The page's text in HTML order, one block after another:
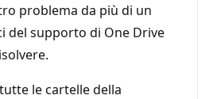
problema da più di un
del supporto di One Drive
le cartelle della